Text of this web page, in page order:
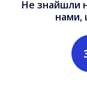
Не знайшли
нами,